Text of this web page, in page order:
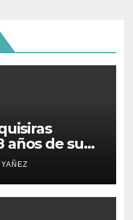
años de su